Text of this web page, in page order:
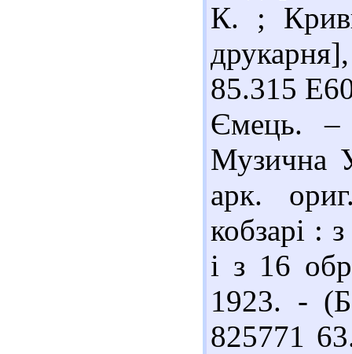
К. ;
85.315
Ємець.
Музична
арк.
кобзарі :
і з 16
1923. -
825771